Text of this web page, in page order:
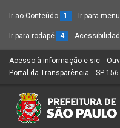
Ir ao Conteúdo 1 Ir para
Ir para rodapé 4
Acesso à informação e-sic (Link
para
novo
sítio)
Portal da Transparência (Link
um
novo
SP 156